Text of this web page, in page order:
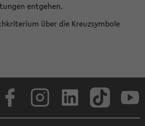
entgehen.
über die Kreuzsymbole